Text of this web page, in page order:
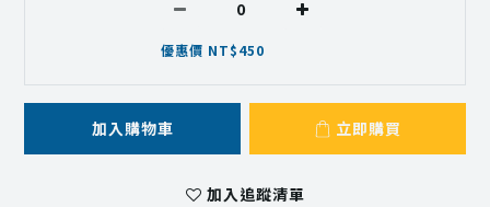
優惠價 NT$450
加入購物車 立即購買
加入追蹤清單